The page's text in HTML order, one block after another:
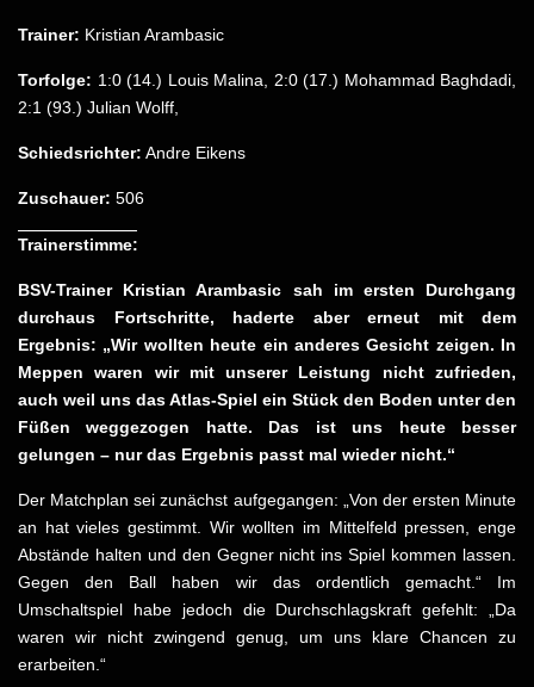
Trainer: Kristian Arambasic
Torfolge: 1:0 (14.) Louis Malina, 2:0 (17.) Mohammad Baghdadi,
2:1 (93.) Julian Wolff,
Schiedsrichter: Andre Eikens
Zuschauer: 506
Trainerstimme:
BSV-Trainer Kristian Arambasic sah im ersten Durchgang
durchaus Fortschritte, haderte aber erneut mit dem
Ergebnis: „Wir wollten heute ein anderes Gesicht zeigen. In
Meppen waren wir mit unserer Leistung nicht zufrieden,
auch weil uns das Atlas-Spiel ein Stück den Boden unter den
Füßen weggezogen hatte. Das ist uns heute besser
gelungen – nur das Ergebnis passt mal wieder nicht.“
Der Matchplan sei zunächst aufgegangen: „Von der ersten Minute
an hat vieles gestimmt. Wir wollten im Mittelfeld pressen, enge
Abstände halten und den Gegner nicht ins Spiel kommen lassen.
Gegen den Ball haben wir das ordentlich gemacht.“ Im
Umschaltspiel habe jedoch die Durchschlagskraft gefehlt: „Da
waren wir nicht zwingend genug, um uns klare Chancen zu
erarbeiten.“